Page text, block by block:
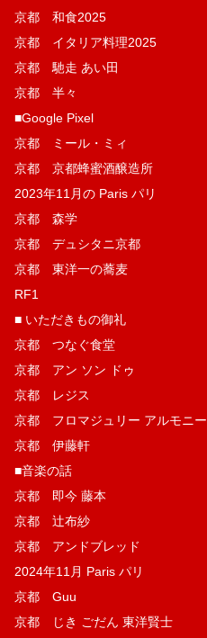
京都 和食2025
京都 イタリア料理2025
京都 馳走 あい田
京都 半々
■Google Pixel
京都 ミール・ミィ
京都 京都蜂蜜酒醸造所
2023年11月の Paris パリ
京都 森学
京都 デュシタニ京都
京都 東洋一の蕎麦
RF1
■ いただきもの御礼
京都 つなぐ食堂
京都 アン ソン ドゥ
京都 レジス
京都 フロマジュリー アルモニー
京都 伊藤軒
■音楽の話
京都 即今 藤本
京都 辻布紗
京都 アンドブレッド
2024年11月 Paris パリ
京都 Guu
京都 じき ごだん 東洋賢士